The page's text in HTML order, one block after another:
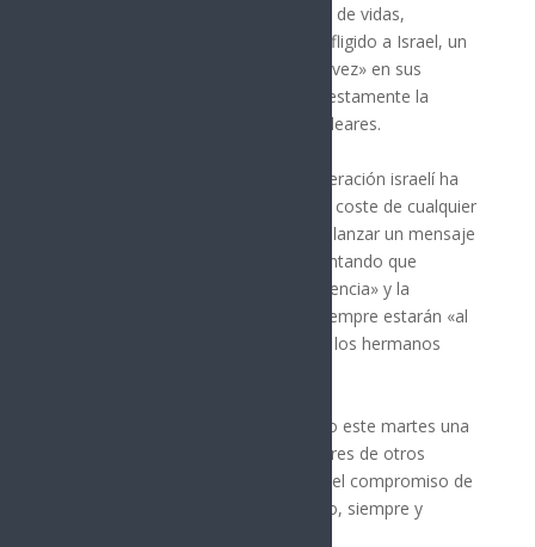
provocado en Irán daños y pérdidas de vidas,
considera «histórico» el «castigo» infligido a Israel, un
«enemigo» que «fracasó una y otra vez» en sus
diversos objetivos, entre ellos supuestamente la
destrucción de las instalaciones nucleares.
El presidente ha afirmado que la operación israelí ha
terminado por evidenciar el elevado coste de cualquier
«aventura» contra Irán y ha querido lanzar un mensaje
a todos los países de la región, apuntando que
Teherán es partidario de la «coexistencia» y la
«estabilidad» y que sus esfuerzos siempre estarán «al
servicio de la paz y la amistad entre los hermanos
De hecho, Pezeshkian ha mantenido este martes una
intensa ronda de contactos con líderes de otros
países, a los que ha trasladado que el compromiso de
Irán es el de respetar el alto el fuego, siempre y